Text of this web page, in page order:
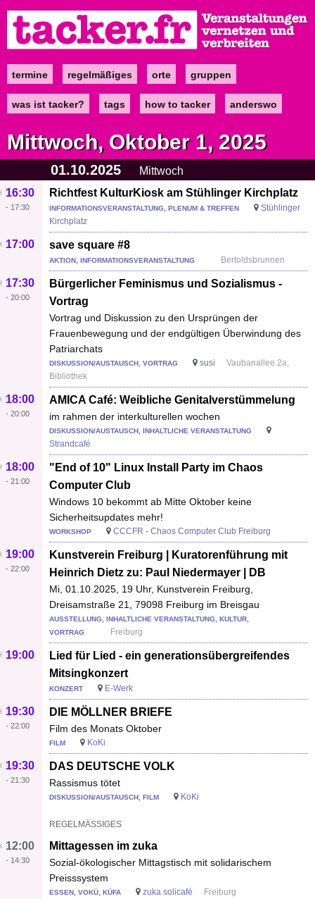
zum
Inhalt
Maintermine regelmäßiges orte gruppen
was ist tacker? tags how to tacker anderswo
Mittwoch, Oktober 1, 2025
01.10.2025
Mittwoch
Richtfest KulturKiosk am Stühlinger Kirchplatz
16:30
- 17:30 INFORMATIONSVERANSTALTUNG, PLENUM & TREFFEN
Stühlinger
Kirchplatz
save square #8
17:00
AKTION, INFORMATIONSVERANSTALTUNG Bertoldsbrunnen
Bürgerlicher Feminismus und Sozialismus -
Vortrag
Vortrag und Diskussion zu den Ursprüngen der
Frauenbewegung und der endgültigen Überwindung des
Patriarchats
17:30
- 20:00
DISKUSSION/AUSTAUSCH, VORTRAG susi
Vaubanallee 2a,
Bibliothek
AMICA Café: Weibliche Genitalverstümmelung
im rahmen der interkulturellen wochen
18:00
- 20:00
DISKUSSION/AUSTAUSCH, INHALTLICHE VERANSTALTUNG
Strandcafé
"End of 10" Linux Install Party im Chaos
Computer Club
Windows 10 bekommt ab Mitte Oktober keine
Sicherheitsupdates mehr!
18:00
- 21:00
WORKSHOP CCCFR - Chaos Computer Club Freiburg
Kunstverein Freiburg | Kuratorenführung mit
Heinrich Dietz zu: Paul Niedermayer | DB
Mi, 01.10.2025, 19 Uhr, Kunstverein Freiburg,
Dreisamstraße 21, 79098 Freiburg im Breisgau
19:00
- 22:00
AUSSTELLUNG, INHALTLICHE VERANSTALTUNG, KULTUR,
VORTRAG
Freiburg
Lied für Lied - ein generationsübergreifendes
Mitsingkonzert
19:00
KONZERT E-Werk
DIE MÖLLNER BRIEFE
Film des Monats Oktober
19:30
- 22:00
FILM KoKi
DAS DEUTSCHE VOLK
Rassismus tötet
19:30
- 21:30
DISKUSSION/AUSTAUSCH, FILM KoKi
REGELMÄSSIGES
Mittagessen im zuka
Sozial-ökologischer Mittagstisch mit solidarischem
Preisssystem
12:00
- 14:30
ESSEN, VOKÜ, KÜFA zuka solicafé Freiburg